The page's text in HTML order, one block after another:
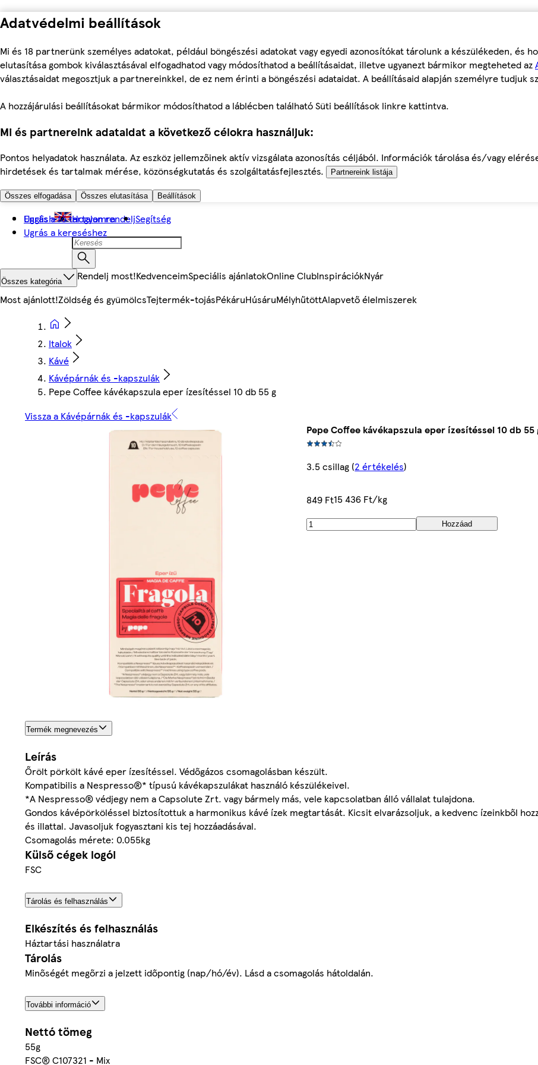
Adatvédelmi beállítások
Mi és 18 partnerünk személyes adatokat, például böngészési adatokat vagy egyedi azonosítókat tárolunk a készülékeden, és
elutasítása gombok kiválasztásával elfogadhatod vagy módosíthatod a beállításaidat, illetve ugyanezt bármikor megteheted az
választásaidat megosztjuk a partnereinkkel, de ez nem érinti a böngészési adataidat. A beállításaid alapján személyre tudjuk
A hozzájárulási beállításokat bármikor módosíthatod a láblécben található Süti beállítások linkre kattintva.
Mi és partnereink adataidat a következő célokra használjuk:
Pontos helyadatok használata. Az eszköz jellemzőinek aktív vizsgálata azonosítás céljából. Információk tárolása és/vagy
hirdetések és tartalmak mérése, közönségkutatás és szolgáltatásfejlesztés.
Partnereink listája
Összes elfogadása Összes elutasítása Beállítások
Ugrás a fő tartalomra
Ugrás a kereséshez
English Hogyan rendeljSegítség
Összes kategória Rendelj most!KedvenceimSpeciális ajánlatokOnline ClubInspirációkNyár
Most ajánlott!Zöldség és gyümölcsTejtermék-tojásPékáruHúsáruMélyhűtöttAlapvető élelmiszerek
Italok
Kávé
Kávépárnák és -kapszulák
Pepe Coffee kávékapszula eper ízesítéssel 10 db 55 g
Vissza a Kávépárnák és -kapszulák
Pepe Coffee kávékapszula eper ízesítéssel 10 db 55
3.5 csillag (2 értékelés)
849 Ft15 436 Ft/kg
Hozzáad
Termék megnevezés
Leírás
Őrölt pörkölt kávé eper ízesítéssel. Védőgázos csomagolásban készült.
Kompatibilis a Nespresso®* típusú kávékapszulákat használó készülékeivel.
*A Nespresso® védjegy nem a Capsolute Zrt. vagy bármely más, vele kapcsolatban álló vállalat tulajdona.
Gondos kávépörköléssel biztosítottuk a harmonikus kávé ízek megtartását. Kicsit elvarázsoljuk, a kedvenc ízeinkből
és illattal. Javasoljuk fogyasztani kis tej hozzáadásával.
Csomagolás mérete: 0.055kg
Külső cégek logói
FSC
Tárolás és felhasználás
Elkészítés és felhasználás
Háztartási használatra
Tárolás
Minőségét megőrzi a jelzett időpontig (nap/hó/év). Lásd a csomagolás hátoldalán.
További információ
Nettó tömeg
55g
FSC® C107321 - Mix